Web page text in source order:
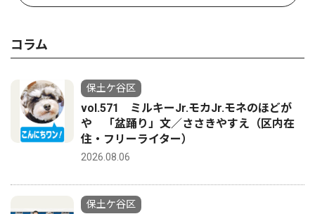
コラム
保土ケ谷区
vol.571 ミルキーJr.モカJr.モネのほどが
や 「盆踊り」文／ささきやすえ（区内在
住・フリーライター）
2026.08.06
保土ケ谷区